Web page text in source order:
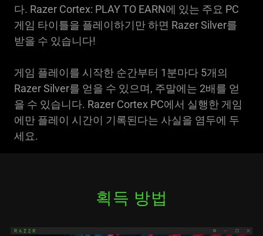
다. Razer Cortex: PLAY TO EARN에 있는 주요 PC
게임 타이틀을 플레이하기만 하면 Razer Silver를
받을 수 있습니다!
게임 플레이를 시작한 순간부터 1분마다 5개의
Razer Silver를 얻을 수 있으며, 주말에는 2배를 얻
을 수 있습니다. Razer Cortex PC에서 실행한 게임
에만 플레이 시간이 기록된다는 사실을 염두에 두
세요.
획득 방법